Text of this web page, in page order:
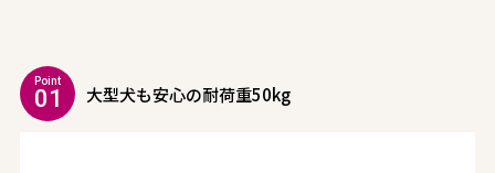
Point
01 大型犬も安心の耐荷重50kg